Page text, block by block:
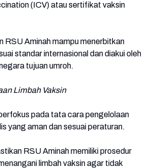
(ICV) atau sertifikat vaksin
RSU Aminah mampu menerbitkan
standar internasional dan diakui oleh
tujuan umroh.
Limbah Vaksin
pada tata cara pengelolaan
yang aman dan sesuai peraturan.
RSU Aminah memiliki prosedur
limbah vaksin agar tidak